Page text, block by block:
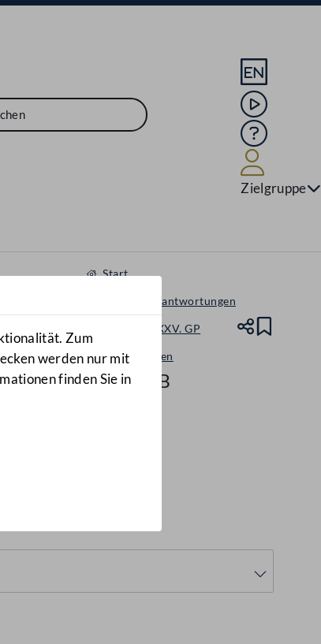
Sprache
Mediathek
Hilfe
Zielgruppe
Zum
werden nur mit
finden Sie in
Start
Anfragen & Beantwortungen
Nationalrat - XXV. GP
Beantwortungen
12075/AB